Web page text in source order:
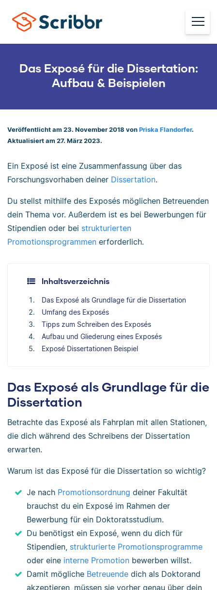
Das Exposé für die Dissertation:
Aufbau & Beispielen
Veröffentlicht am 23. November 2018 von Priska Flandorfer.
Aktualisiert am 27. März 2023.
Ein Exposé ist eine Zusammenfassung über das
Forschungsvorhaben deiner Dissertation.
Du stellst mithilfe des Exposés möglichen Betreuenden
dein Thema vor. Außerdem ist es bei Bewerbungen für
Stipendien oder bei strukturierten
Promotionsprogrammen erforderlich.
Inhaltsverzeichnis
Das Exposé als Grundlage für die Dissertation
Umfang des Exposés
Tipps zum Schreiben des Exposés
Aufbau und Gliederung eines Exposés
Exposé Dissertationen Beispiel
Das Exposé als Grundlage für die
Dissertation
Betrachte das Exposé als Fahrplan mit allen Stationen,
die dich während des Schreibens der Dissertation
erwarten.
Warum ist das Exposé für die Dissertation so wichtig?
Je nach Promotionsordnung deiner Fakultät
brauchst du ein Exposé im Rahmen der
Bewerbung für ein Doktoratsstudium.
Du benötigst ein Exposé, wenn du dich für
Stipendien, strukturierte Promotionsprogramme
oder eine interne Promotion bewerben willst.
Damit mögliche Betreuende dich als Doktorand
akzeptieren, müssen sie vorher genau über dein